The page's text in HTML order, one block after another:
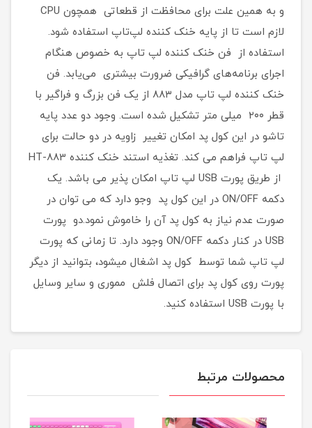
و به همین علت برای محافظت از قطعاتی همچون CPU
لازم است تا از پایه خنک کننده لپ‌تاپ استفاده شود.
استفاده از فن خنک کننده لپ تاپ به خصوص هنگام
اجرای برنامه‌های گرافیکی ضرورت بیشتری می‌یابد. فن
خنک کننده لپ تاپ مدل ۸۸۳ از یک فن بزرگ و فراگیر با
قطر ۲۰۰ میلی متر تشکیل شده است. وجود دو عدد پایه
تاشو در این کول پد امکان تغییر زاویه در دو حالت برای
لپ تاپ فراهم می کند. تغذیه استند خنک کننده HT-883
از طریق پورت USB لپ تاپ امکان پذیر می باشد. یک
دکمه ON/OFF در این کول پد وجو دارد که می توان در
صورت عدم نیاز به کول پد آن را خاموش نمود.دو پورت
USB در کنار دکمه ON/OFF وجود دارد. تا زمانی که پورت
لپ تاپ شما توسط کول پد اشغال میشود، بتوانید از دیگر
پورت روی کول پد برای اتصال فلش مموری و سایر وسایل
با پورت USB استفاده کنید.
محصولات مرتبط